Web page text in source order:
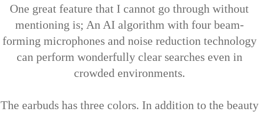
One great feature that I cannot go through without
mentioning is; An AI algorithm with four beam-
forming microphones and noise reduction technology
can perform wonderfully clear searches even in
crowded environments.
The earbuds has three colors. In addition to the beauty